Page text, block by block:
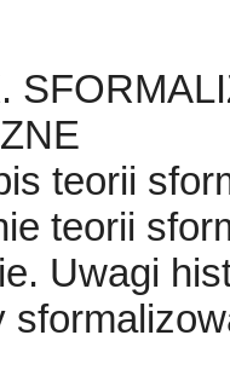
teorii
teorii
Uwagi